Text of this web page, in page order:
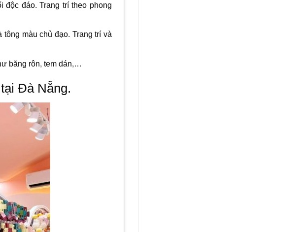
đáo. Trang trí theo phong
màu chủ đạo. Trang trí và
băng rôn, tem dán,…
Đà Nẵng.